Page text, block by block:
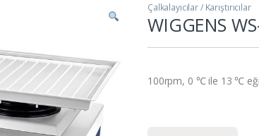
Çalkalayıcılar / Karıştırıcılar
WIGGENS
100rpm, 0 ℃ ile 13 ℃